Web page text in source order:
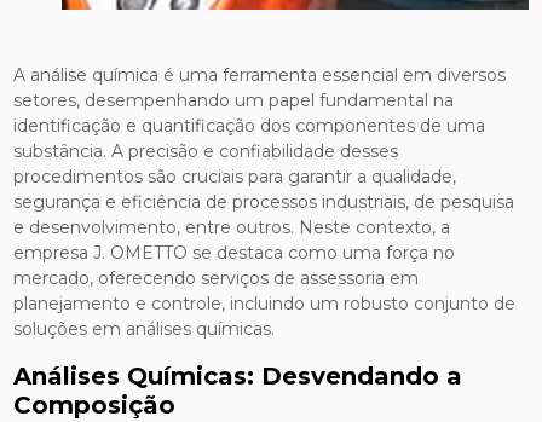
A análise química é uma ferramenta essencial em diversos
setores, desempenhando um papel fundamental na
identificação e quantificação dos componentes de uma
substância. A precisão e confiabilidade desses
procedimentos são cruciais para garantir a qualidade,
segurança e eficiência de processos industriais, de pesquisa
e desenvolvimento, entre outros. Neste contexto, a
empresa J. OMETTO se destaca como uma força no
mercado, oferecendo serviços de assessoria em
planejamento e controle, incluindo um robusto conjunto de
soluções em análises químicas.
Análises Químicas: Desvendando a
Composição